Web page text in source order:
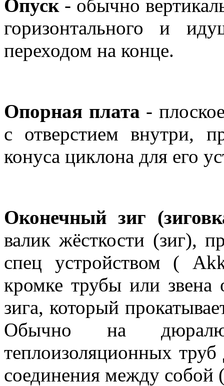
Опуск - обычно
горизонтального и
переходом на конце.
Опорная плата -
с отверстием внутри,
конуса циклона для его
Оконечный зиг
валик жёсткости (зиг),
спец устройством (
кромке трубы или звена
зига, который
Обычно на
теплоизоляционных
соединения между собой